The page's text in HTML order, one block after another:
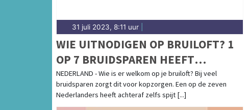
31 juli 2023, 8:11 uur
WIE UITNODIGEN OP BRUILOFT? 1
OP 7 BRUIDSPAREN HEEFT
ACHTERAF SPIJT
NEDERLAND - Wie is er welkom op je bruiloft? Bij veel
bruidsparen zorgt dit voor kopzorgen. Een op de zeven
Nederlanders heeft achteraf zelfs spijt [...]